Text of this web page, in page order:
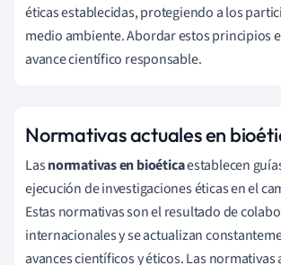
éticas establecidas, protegiendo a los
medio ambiente. Abordar estos principios
avance científico responsable.
Normativas actuales en
Lasnormativas en bioéticaestablecen
ejecución de investigaciones éticas en el
Estas normativas son el resultado de
internacionales y se actualizan
avances científicos y éticos. Las normativas